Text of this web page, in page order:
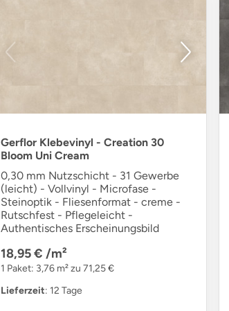
Gerflor Klebevinyl - Creation 30
Bloom Uni Cream
0,30 mm Nutzschicht - 31 Gewerbe
(leicht) - Vollvinyl - Microfase -
Steinoptik - Fliesenformat - creme -
Rutschfest - Pflegeleicht -
Authentisches Erscheinungsbild
18,95 € /m²
1 Paket: 3,76 m² zu 71,25 €
Lieferzeit: 12 Tage